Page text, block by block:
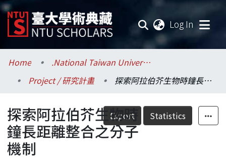
Log In
Communities & Collections
Research Outputs
Fundings & Projects
Researchers
Home
.National Taiwan University / 國立臺灣大學
Project / 研究計畫
探索阿拉伯芥生物時鐘長距離整合之分子機制
Export Statistics
探索阿拉伯芥生物時
鐘長距離整合之分子
機制